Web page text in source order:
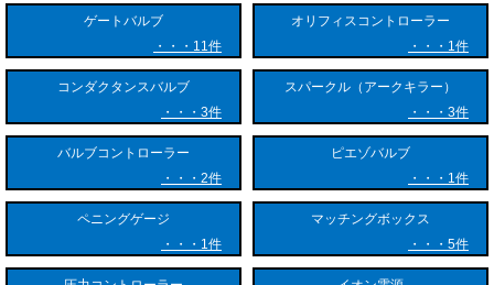
ゲートバルブ
11件
オリフィスコントローラー
1件
コンダクタンスバルブ
3件
スパークル（アークキラー）
3件
バルブコントローラー
2件
ピエゾバルブ
1件
ペニングゲージ
1件
マッチングボックス
5件